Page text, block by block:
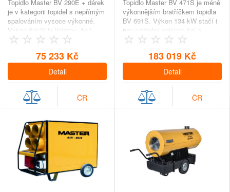
Topidlo Master BV 290E + dárek
je v kategorii topidel s nepřímým
spalováním vysoce výkonné.
Výkon 81kW je jistotou, že i
velké…
75 233 Kč
Detail
ČR
Topidlo Master BV 471S je méně
výkonnějším bratříčkem topidla
BV 691S. Výkon 134 kW stačí i
pro vytápění velkých hal a
prostorů…
183 019 Kč
Detail
ČR